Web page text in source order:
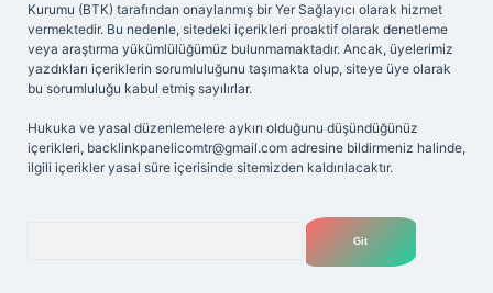
Kurumu (BTK) tarafından onaylanmış bir Yer Sağlayıcı olarak hizmet
vermektedir. Bu nedenle, sitedeki içerikleri proaktif olarak denetleme
veya araştırma yükümlülüğümüz bulunmamaktadır. Ancak, üyelerimiz
yazdıkları içeriklerin sorumluluğunu taşımakta olup, siteye üye olarak
bu sorumluluğu kabul etmiş sayılırlar.
Hukuka ve yasal düzenlemelere aykırı olduğunu düşündüğünüz
içerikleri, backlinkpanelicomtr@gmail.com adresine bildirmeniz halinde,
ilgili içerikler yasal süre içerisinde sitemizden kaldırılacaktır.